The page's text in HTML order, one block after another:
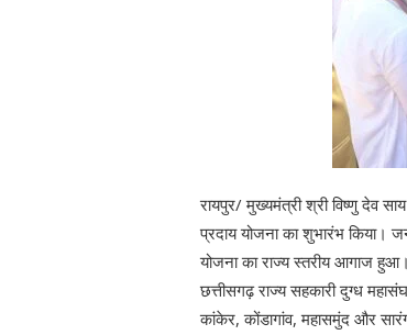
रायपुर/ मुख्यमंत्री श्री विष्णु देव
प्रदाय योजना का शुभारंभ किया।
योजना का राज्य स्तरीय आगाज
छत्तीसगढ़ राज्य सहकारी दुग्ध
कांकेर, कोंडागांव, महासमुंद और